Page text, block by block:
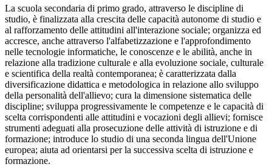
La scuola secondaria di primo grado, attraverso le discipline di
studio, è finalizzata alla crescita delle capacità autonome di studio e
al rafforzamento delle attitudini all'interazione sociale; organizza ed
accresce, anche attraverso l'alfabetizzazione e l'approfondimento
nelle tecnologie informatiche, le conoscenze e le abilità, anche in
relazione alla tradizione culturale e alla evoluzione sociale, culturale
e scientifica della realtà contemporanea; è caratterizzata dalla
diversificazione didattica e metodologica in relazione allo sviluppo
della personalità dell'allievo; cura la dimensione sistematica delle
discipline; sviluppa progressivamente le competenze e le capacità di
scelta corrispondenti alle attitudini e vocazioni degli allievi; fornisce
strumenti adeguati alla prosecuzione delle attività di istruzione e di
formazione; introduce lo studio di una seconda lingua dell'Unione
europea; aiuta ad orientarsi per la successiva scelta di istruzione e
formazione.